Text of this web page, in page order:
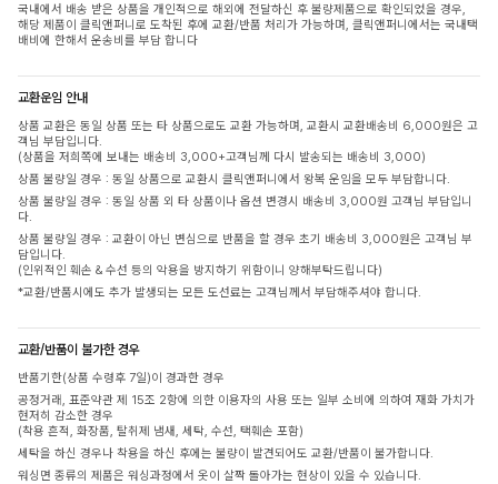
국내에서 배송 받은 상품을 개인적으로 해외에 전달하신 후 불량제품으로 확인되었을 경우,
해당 제품이 클릭앤퍼니로 도착된 후에 교환/반품 처리가 가능하며, 클릭앤퍼니에서는 국내택
배비에 한해서 운송비를 부담 합니다
교환운임 안내
상품 교환은 동일 상품 또는 타 상품으로도 교환 가능하며, 교환시 교환배송비 6,000원은 고
객님 부담입니다.
(상품을 저희쪽에 보내는 배송비 3,000+고객님께 다시 발송되는 배송비 3,000)
상품 불량일 경우 : 동일 상품으로 교환시 클릭앤퍼니에서 왕복 운임을 모두 부담합니다.
상품 불량일 경우 : 동일 상품 외 타 상품이나 옵션 변경시 배송비 3,000원 고객님 부담입니
다.
상품 불량일 경우 : 교환이 아닌 변심으로 반품을 할 경우 초기 배송비 3,000원은 고객님 부
담입니다.
(인위적인 훼손 & 수선 등의 악용을 방지하기 위함이니 양해부탁드립니다)
*교환/반품시에도 추가 발생되는 모든 도선료는 고객님께서 부담해주셔야 합니다.
교환/반품이 불가한 경우
반품기한(상품 수령후 7일)이 경과한 경우
공정거래, 표준약관 제 15조 2항에 의한 이용자의 사용 또는 일부 소비에 의하여 재화 가치가
현저히 감소한 경우
(착용 흔적, 화장품, 탈취제 냄새, 세탁, 수선, 택훼손 포함)
세탁을 하신 경우나 착용을 하신 후에는 불량이 발견되어도 교환/반품이 불가합니다.
워싱면 종류의 제품은 워싱과정에서 옷이 살짝 돌아가는 현상이 있을 수 있습니다.